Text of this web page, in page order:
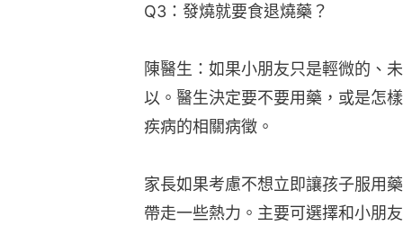
Q3：發燒就要食退燒藥？
陳醫生：如果小朋友只是輕微的、
以。醫生決定要不要用藥，或是怎
疾病的相關病徵。
家長如果考慮不想立即讓孩子服用
帶走一些熱力。主要可選擇和小朋